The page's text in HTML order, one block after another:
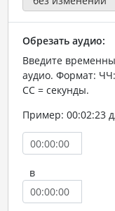
Обрезать аудио:
Введите
аудио. Формат:
СС = секунды.
Пример: 00:02:23
в